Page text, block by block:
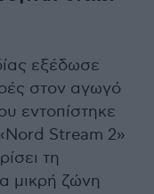
εξέδωσε
στον αγωγό
εντοπίστηκε
Stream 2»
τη
μικρή ζώνη